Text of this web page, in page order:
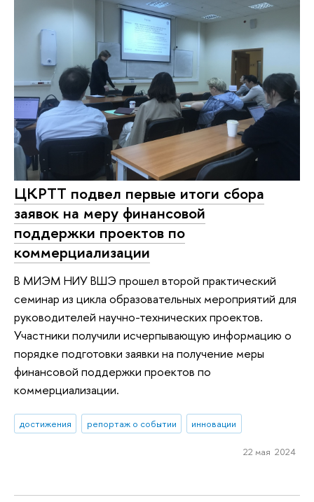
ЦКРТТ подвел первые итоги сбора
заявок на меру финансовой
поддержки проектов по
коммерциализации
В МИЭМ НИУ ВШЭ прошел второй практический
семинар из цикла образовательных мероприятий для
руководителей научно-технических проектов.
Участники получили исчерпывающую информацию о
порядке подготовки заявки на получение меры
финансовой поддержки проектов по
коммерциализации.
достижения репортаж о событии инновации
22 мая 2024